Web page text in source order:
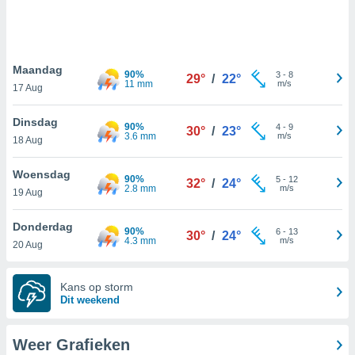
IP-
uw
basis van
op elk
de
op "
deze
Maandag
17 Aug
90%
11 mm
29° / 22° 3- 8
m/s
Dinsdag
18 Aug
90%
3.6 mm
30° / 23° 4- 9
m/s
Woensdag
19 Aug
90%
2.8 mm
32° / 24° 5- 12
m/s
Donderdag
20 Aug
90%
4.3 mm
30° / 24° 6- 13
m/s
Kans op storm
Dit weekend
Weer Grafieken